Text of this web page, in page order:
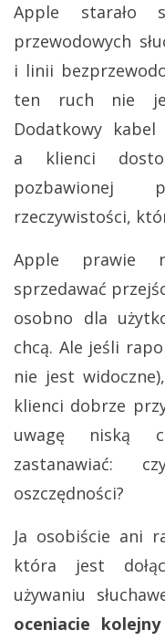
Apple starało
przewodowych
i linii
ten ruch nie
Dodatkowy kabel
a klienci
pozbawionej
rzeczywistości,
Apple prawie
sprzedawać
osobno dla
chcą. Ale jeśli
nie jest
klienci dobrze
uwagę niską
zastanawiać:
oszczędności?
Ja osobiście ani
która jest
używaniu
oceniacie